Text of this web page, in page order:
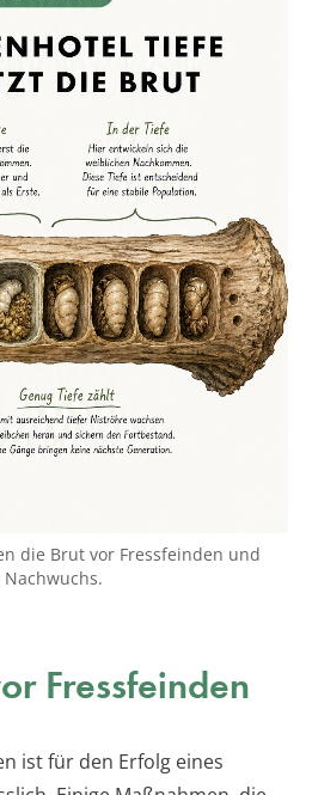
die Brut vor Fressfeinden und
Fressfeinden
ist für den Erfolg eines